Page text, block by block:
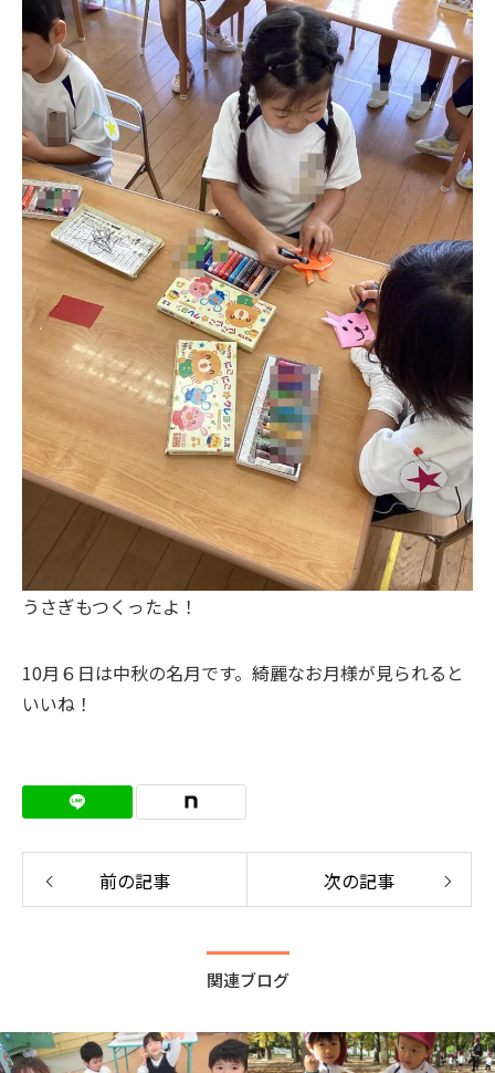
うさぎもつくったよ！
10月６日は中秋の名月です。綺麗なお月様が見られると
いいね！
前の記事 次の記事
関連ブログ